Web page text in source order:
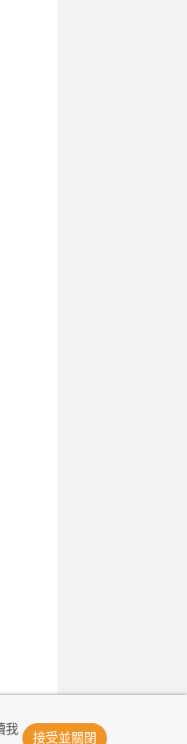
我
接受並關閉
權所有